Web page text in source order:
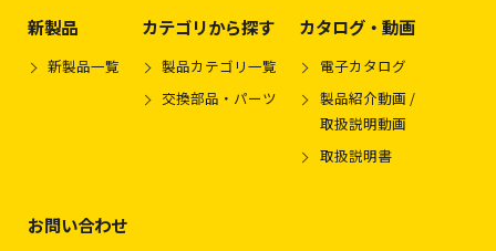
新製品
新製品一覧
カテゴリから探す
製品カテゴリ一覧
交換部品・パーツ
カタログ・動画
電子カタログ
製品紹介動画 /
取扱説明動画
取扱説明書
お問い合わせ